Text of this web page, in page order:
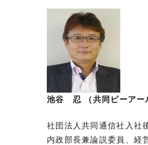
池谷 忍 （共同ピーアー
社団法人共同通信社入社
内政部長兼論説委員、経